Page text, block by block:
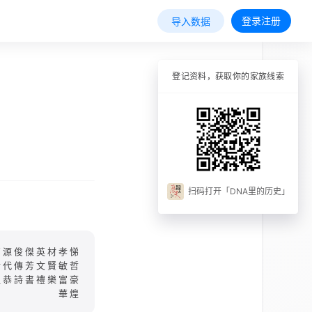
导入数据 登录注册
俊傑英材孝悌
傳芳文賢敏哲
詩書禮樂富豪
華煌
登记资料，获取你的家族线索
扫码打开「DNA里的历史」